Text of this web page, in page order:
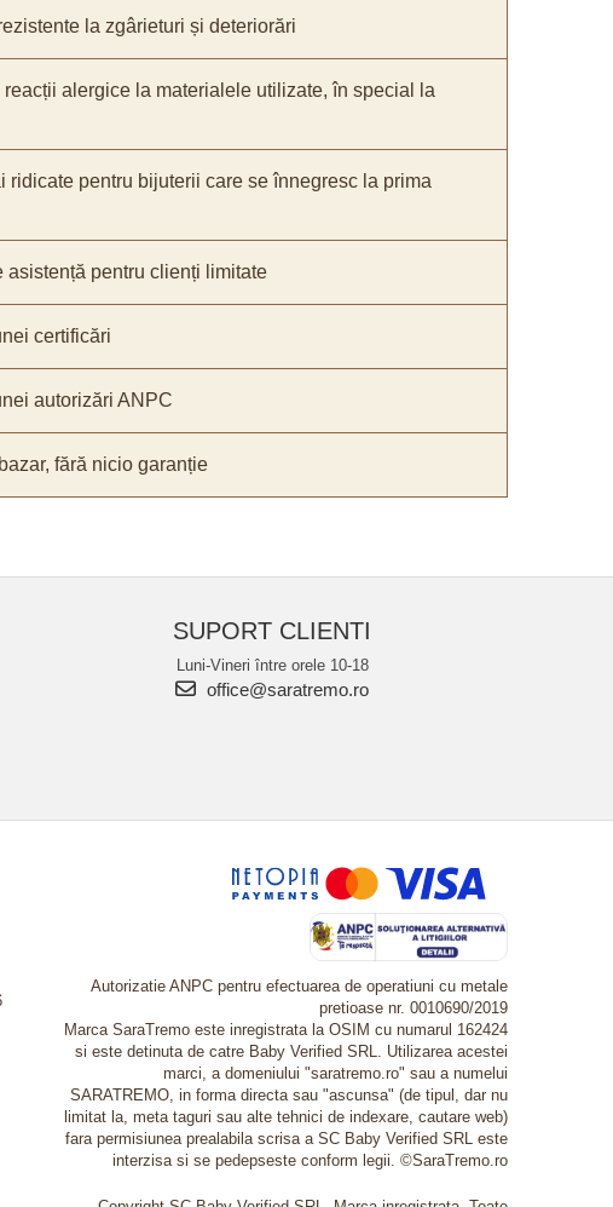
la zgârieturi și deteriorări
reacții alergice la materialele utilizate, în special la
ridicate pentru bijuterii care se înnegresc la prima
asistență pentru clienți limitate
certificări
autorizări ANPC
fără nicio garanție
SUPORT CLIENTI
Luni-Vineri între orele 10-18
office@saratremo.ro
Autorizatie ANPC pentru efectuarea de operatiuni cu metale
pretioase nr. 0010690/2019
Marca SaraTremo este inregistrata la OSIM cu numarul 162424
si este detinuta de catre Baby Verified SRL. Utilizarea acestei
marci, a domeniului "saratremo.ro" sau a numelui
SARATREMO, in forma directa sau "ascunsa" (de tipul, dar nu
limitat la, meta taguri sau alte tehnici de indexare, cautare web)
fara permisiunea prealabila scrisa a SC Baby Verified SRL este
interzisa si se pedepseste conform legii. ©SaraTremo.ro